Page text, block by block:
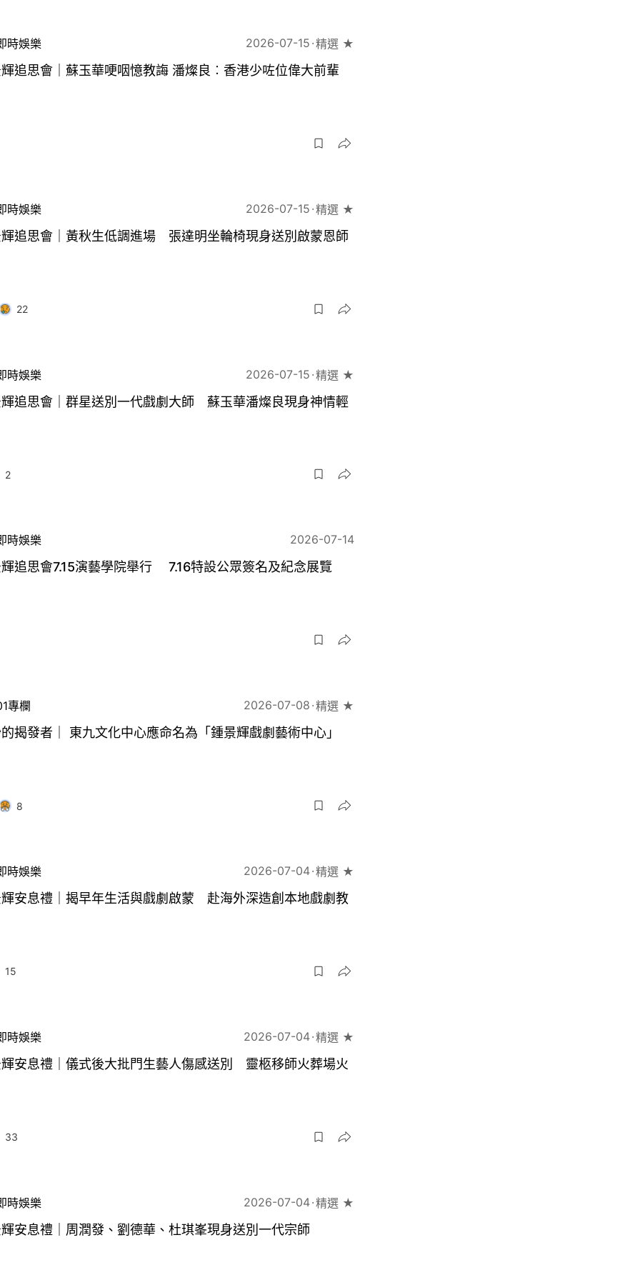
時娛樂 2026-07-15 精選 ★
鍾景輝追思會｜蘇玉華哽咽憶教誨 潘燦良︰香港少咗位偉大前輩
時娛樂 2026-07-15 精選 ★
追思會｜黃秋生低調進場 張達明坐輪椅現身送別啟蒙恩師
22
時娛樂 2026-07-15 精選 ★
追思會｜群星送別一代戲劇大師 蘇玉華潘燦良現身神情輕
2
時娛樂 2026-07-14
追思會7.15演藝學院舉行 7.16特設公眾簽名及紀念展覽
專欄 2026-07-08 精選 ★
揭發者｜ 東九文化中心應命名為「鍾景輝戲劇藝術中心」
8
時娛樂 2026-07-04 精選 ★
安息禮｜揭早年生活與戲劇啟蒙 赴海外深造創本地戲劇教
15
時娛樂 2026-07-04 精選 ★
安息禮｜儀式後大批門生藝人傷感送別 靈柩移師火葬場火
33
時娛樂 2026-07-04 精選 ★
安息禮｜周潤發、劉德華、杜琪峯現身送別一代宗師